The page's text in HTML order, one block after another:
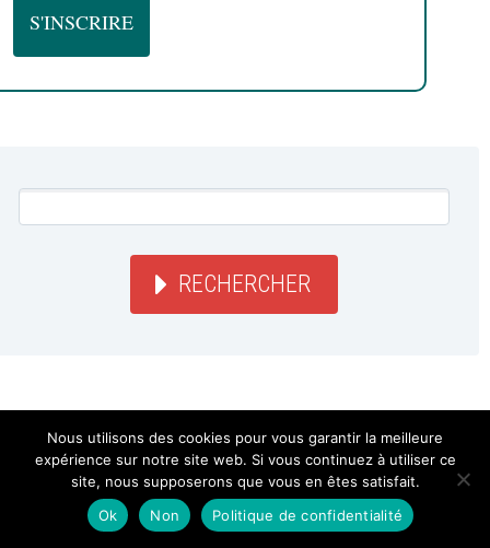
RECHERCHER
GROSSE RADIO
SOUTENIR SUR HELLOASSO
Nous utilisons des cookies pour vous garantir la meilleure
expérience sur notre site web. Si vous continuez à utiliser ce
site, nous supposerons que vous en êtes satisfait.
Ok
Non Politique de confidentialité